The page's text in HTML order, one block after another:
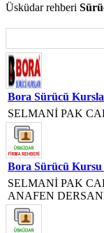
Üsküdar rehberi
Bora Sürücü
SELMANİ PAK
Bora Sürücü
SELMANİ PAK
ANAFEN